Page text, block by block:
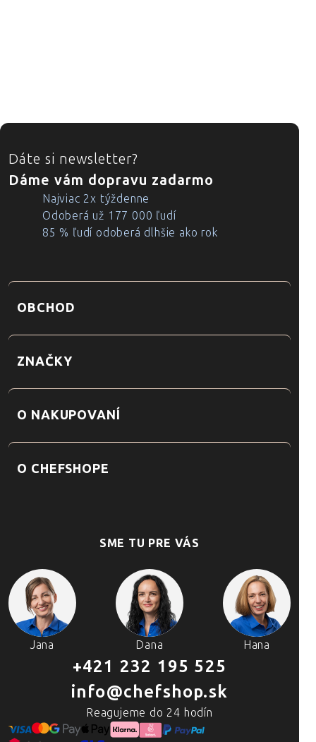
ZÁPÄTIE
Dáte si newsletter?
Dáme vám dopravu zadarmo
Najviac 2x týždenne
Odoberá už 177 000 ľudí
85 % ľudí odoberá dlhšie ako rok
OBCHOD
ZNAČKY
O NAKUPOVANÍ
O CHEFSHOPE
SME TU PRE VÁS
Jana Dana Hana
+421 232 195 525
info@chefshop.sk
Reagujeme do 24 hodín